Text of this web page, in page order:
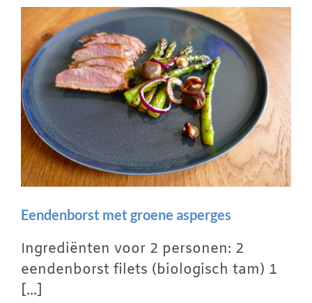
Eendenborst met groene asperges
Ingrediënten voor 2 personen: 2
eendenborst filets (biologisch tam) 1
[...]